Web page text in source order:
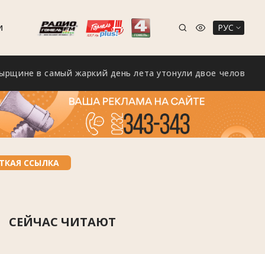
РУС
в самый жаркий день лета утонули двое человек
ССЫЛКА
СЕЙЧАС ЧИТАЮТ